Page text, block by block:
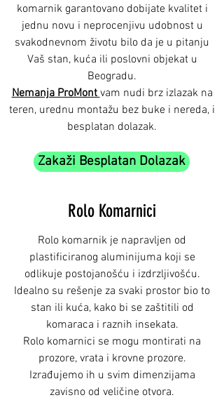
komarnik garantovano dobijate kvalitet i
jednu novu i neprocenjivu udobnost u
svakodnevnom životu bilo da je u pitanju
Vaš stan, kuća ili poslovni objekat u
Beogradu.
Nemanja ProMontvam nudi brz izlazak na
teren, urednu montažu bez buke i nereda, i
besplatan dolazak.
Zakaži Besplatan Dolazak
Rolo Komarnici
Rolo komarnik je napravljen od
plastificiranog aluminijuma koji se
odlikuje postojanošću i izdrzljivošću.
Idealno su rešenje za svaki prostor bio to
stan ili kuća, kako bi se zaštitili od
komaraca i raznih insekata.
Rolo komarnici se mogu montirati na
prozore, vrata i krovne prozore.
Izrađujemo ih u svim dimenzijama
zavisno od veličine otvora.